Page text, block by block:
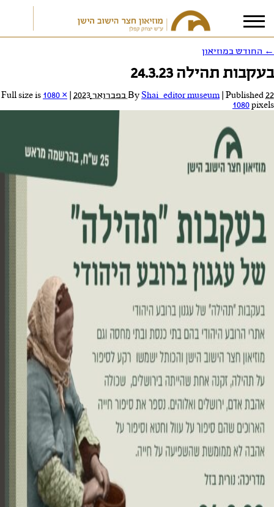
אני מאשר/ת אתתנאי הפרטיות
← החודש במוזיאון
בעקבות תהילה 24.3.23
By Shai_editor museum Published22 בפברואר 2023
1080 ×
1080pixels